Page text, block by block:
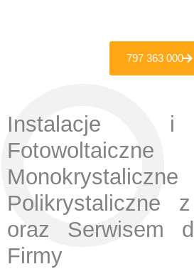
797 363 000
Instalacje i
Fotowoltaiczne
Polikrystaliczne
oraz Serwisem
Firmy